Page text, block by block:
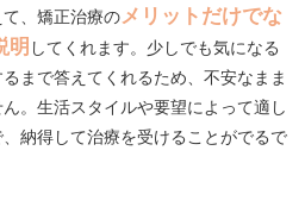
、矯正治療のメリットだけでな
明 してくれます。少しでも気になる
まで答えてくれるため、不安なまま
。生活スタイルや要望によって適し
納得して治療を受けることがでるで